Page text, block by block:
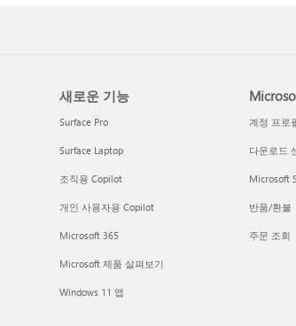
새로운 기능
Surface Pro
Surface Laptop
조직용 Copilot
개인 사용자용 Copilot
Microsoft 365
Microsoft 제품 살펴보기
Windows 11 앱
계정 프로
다운로드
Microsoft
반품/환불
주문 조회